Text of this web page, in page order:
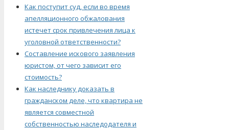
Как поступит суд, если во время
апелляционного обжалования
истечет срок привлечения лица к
уголовной ответственности?
Составление искового заявления
юристом, от чего зависит его
стоимость?
Как наследнику доказать в
гражданском деле, что квартира не
является совместной
собственностью наследодателя и